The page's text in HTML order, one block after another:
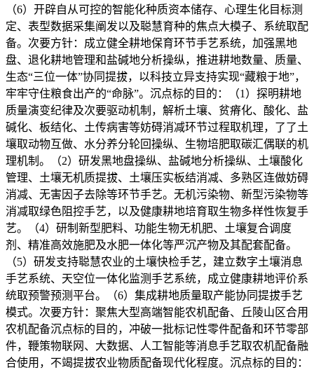
（6）开辟自从可控的智能化种质资本储存、心理生化目标测
定、表型数据采集阐发以及聪慧育种的焦点大模子、系统取配
备。次要方针：成立健全耕地保育环节手艺系统，加强黑地
盘、退化耕地管理和盐碱地分析操纵，推进耕地数量、质量、
生态“三位一体”协同提拔，以科技立异支持实现“藏粮于地”，
牢牢守住粮食出产的“命脉”。沉点标的目的：（1）探明耕地
质量演变纪律及次要驱动机制，解析土壤、贫瘠化、酸化、盐
碱化、板结化、土传病害等妨碍消减环节过程取机理，了了土
壤取动物互做、水分养分轮回操纵、生物培肥取碳汇偶联的机
理机制。（2）研发黑地盘操纵、盐碱地分析操纵、土壤酸化
管理、土壤无机质提拔、土壤压实板结消减、多熟区连做妨碍
消减、无害因子去除等环节手艺。无机污染物、新型污染物等
消减取绿色阻控手艺，以及健康耕地培育取生物多样性恢复手
艺。（4）研制新型肥料、功能生物无机肥、土壤复合调度
剂、精准高效施肥及水肥一体化等严沉产物及其配套配备。
（5）研发支持聪慧农业的土壤快检手艺，建立数字土壤消息
手艺系统、天空位一体化监测手艺系统，成立健康耕地评价系
统取预警预测平台。（6）集成耕地质量取产能协同提拔手艺
模式。次要方针：聚焦大型高端智能农机配备、丘陵山区合用
农机配备沉点标的目的，冲破一批标记性零件配备和环节零部
件，鞭策物联网、大数据、人工智能等消息手艺取农机配备融
合使用，不竭提拔农业物质配备现代化程度。沉点标的目的：